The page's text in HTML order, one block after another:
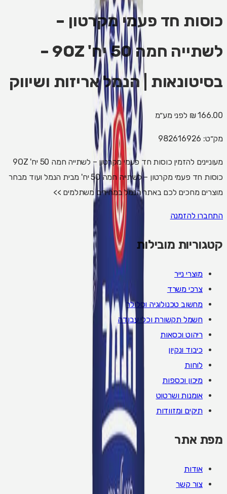
כוסות חד פעמי מקרטון –
לשתייה חמה 50 יח' 9OZ –
בסיטונאות | הנמל אריזות ושיווק
166.00 ₪ לפני מע״מ
מק״ט: 982616926
מעוניינים להזמין כוסות חד פעמי מקרטון – לשתייה חמה 50 יח' 9OZ
כוסות חד פעמי מקרטון – לשתייה חמה 50 יח' מבית הנמל ועוד מבחר
מוצרים מחכים לכם באתר הנמל במחירים משתלמים >>
התחברו להזמנה
קטגוריות מובילות
מוצרי נייר
צרכי משרד
מחשוב טכנולוגיה וסלולר
חשמל תקשורת וכלי עבודה
ריהוט וכסאות
כיבוד ונקיון
לוחות
מיכון וכספות
אומנות ושרטוט
תיקים ומזוודות
מפת אתר
אודות
צור קשר